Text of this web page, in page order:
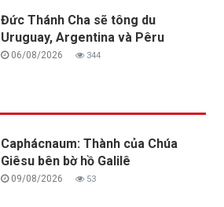
Đức Thánh Cha sẽ tông du
Uruguay, Argentina và Pêru
06/08/2026 344
Caphácnaum: Thành của Chúa
Giêsu bên bờ hồ Galilê
09/08/2026 53